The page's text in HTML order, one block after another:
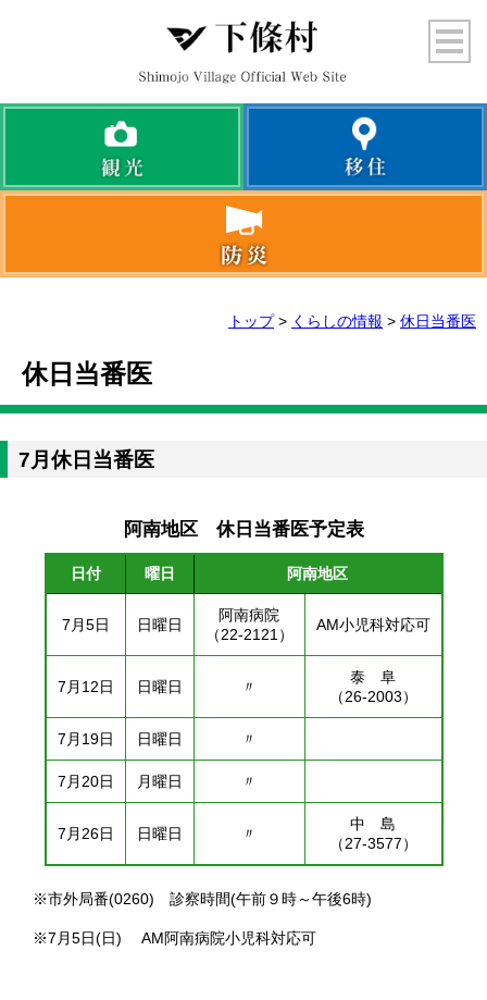
トップ> くらしの情報 > 休日当番医
休日当番医
7月休日当番医
阿南地区 休日当番医予定表
日付 曜日 阿南地区
7月5日 日曜日
阿南病院
（22-2121）
AM小児科対応可
7月12日 日曜日 〃
泰 阜
（26-2003）
7月19日 日曜日 〃
7月20日 月曜日 〃
7月26日 日曜日 〃
中 島
（27-3577）
※市外局番(0260) 診察時間(午前９時～午後6時)
※7月5日(日) AM阿南病院小児科対応可